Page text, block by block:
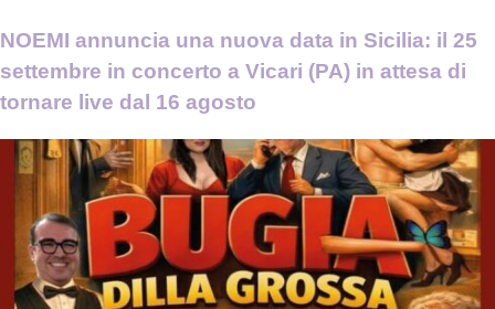
NOEMI annuncia una nuova data in Sicilia: il 25
settembre in concerto a Vicari (PA) in attesa di
tornare live dal 16 agosto